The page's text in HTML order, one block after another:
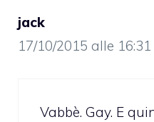
jack
17/10/2015 alle 16:31
Vabbè. Gay. E